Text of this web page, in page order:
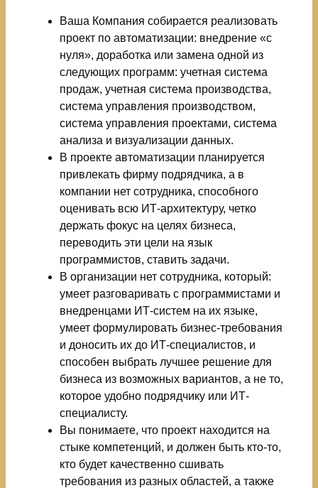
Ваша Компания собирается реализовать
проект по автоматизации: внедрение «с
нуля», доработка или замена одной из
следующих программ: учетная система
продаж, учетная система производства,
система управления производством,
система управления проектами, система
анализа и визуализации данных.
В проекте автоматизации планируется
привлекать фирму подрядчика, а в
компании нет сотрудника, способного
оценивать всю ИТ-архитектуру, четко
держать фокус на целях бизнеса,
переводить эти цели на язык
программистов, ставить задачи.
В организации нет сотрудника, который:
умеет разговаривать с программистами и
внедренцами ИТ-систем на их языке,
умеет формулировать бизнес-требования
и доносить их до ИТ-специалистов, и
способен выбрать лучшее решение для
бизнеса из возможных вариантов, а не то,
которое удобно подрядчику или ИТ-
специалисту.
Вы понимаете, что проект находится на
стыке компетенций, и должен быть кто-то,
кто будет качественно сшивать
требования из разных областей, а также